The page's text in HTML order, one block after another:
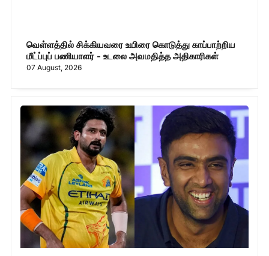
வெள்ளத்தில் சிக்கியவரை உயிரை கொடுத்து காப்பாற்றிய
மீட்ப்புப் பணியாளர் - உடலை அவமதித்த அதிகாரிகள்
07 August, 2026